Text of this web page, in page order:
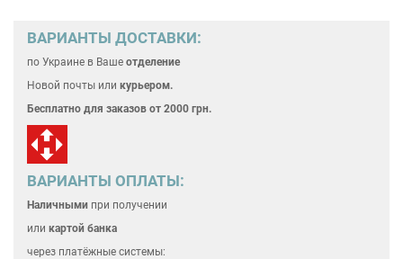
ВАРИАНТЫ ДОСТАВКИ:
по Украине в Ваше отделение
Новой почты или курьером.
Бесплатно для заказов от 2000 грн.
ВАРИАНТЫ ОПЛАТЫ:
Наличными при получении
или картой банка
через платёжные системы: